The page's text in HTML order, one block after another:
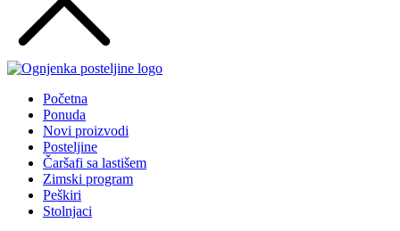
Početna
Ponuda
Novi proizvodi
Posteljine
Čaršafi sa lastišem
Zimski program
Peškiri
Stolnjaci